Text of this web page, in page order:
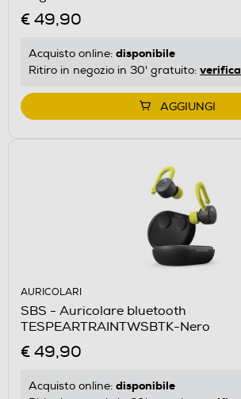
€ 49,90
Acquisto online: disponibile
Ritiro in negozio in 30' gratuito: verifica
AGGIUNGI
AURICOLARI
SBS - Auricolare bluetooth
TESPEARTRAINTWSBTK-Nero
€ 49,90
Acquisto online: disponibile